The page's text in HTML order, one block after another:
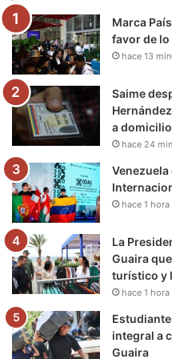
o
k
r
Marca
favor de lo
hace 13
Saime
a domicilio
hace 24
hace 1 hora
La
Guaira
turístico y
hace 1 hora
integral a
Guaira